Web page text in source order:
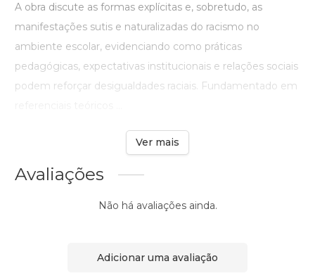
A obra discute as formas explícitas e, sobretudo, as
manifestações sutis e naturalizadas do racismo no
ambiente escolar, evidenciando como práticas
pedagógicas, expectativas institucionais e relações sociais
podem reforçar desigualdades raciais. Fundamentado em
Ver mais
Avaliações
Não há avaliações ainda.
Adicionar uma avaliação